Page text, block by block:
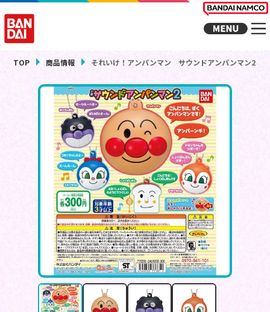
TOP 商品情報 それいけ！アンパンマン サウンドアンパンマン2